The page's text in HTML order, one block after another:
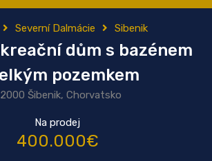
Severní Dalmácie Sibenik
dům s bazénem
pozemkem
Šibenik, Chorvatsko
Na prodej
400.000€